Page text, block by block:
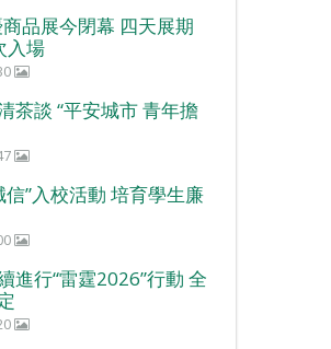
品展今閉幕 四天展期
入場
茶談 “平安城市 青年擔
信”入校活動 培育學生廉
進行“雷霆2026”行動 全